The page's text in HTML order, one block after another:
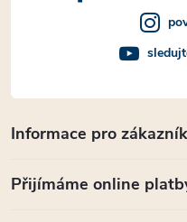
Informace pro
Přijímáme online